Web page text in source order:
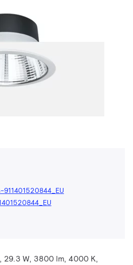
29.3 W, 3800 lm, 4000 K,